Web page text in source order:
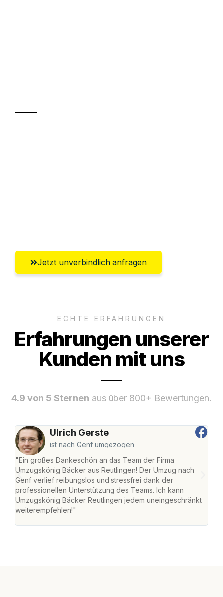
Jetzt unverbindlich anfragen
ECHTE ERFAHRUNGEN
Erfahrungen unserer
Kunden mit uns
4.9 von 5 Sternen aus über 800+ Bewertungen.
Ulrich Gerste
ist nach Genf umgezogen
"Ein großes Dankeschön an das Team der Firma
Umzugskönig Bäcker aus Reutlingen! Der Umzug nach
Genf verlief reibungslos und stressfrei dank der
professionellen Unterstützung des Teams. Ich kann
Umzugskönig Bäcker Reutlingen jedem uneingeschränkt
weiterempfehlen!"